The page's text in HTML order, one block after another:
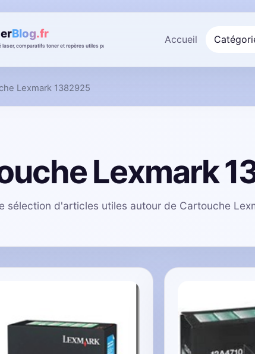
Accueil
Lexmark 1382925
Lexmark
sélection d'articles utiles autour de Cartouche